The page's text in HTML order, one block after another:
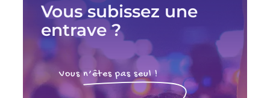
Vous subissez une
entrave ?
Vous n’êtes pas seul !